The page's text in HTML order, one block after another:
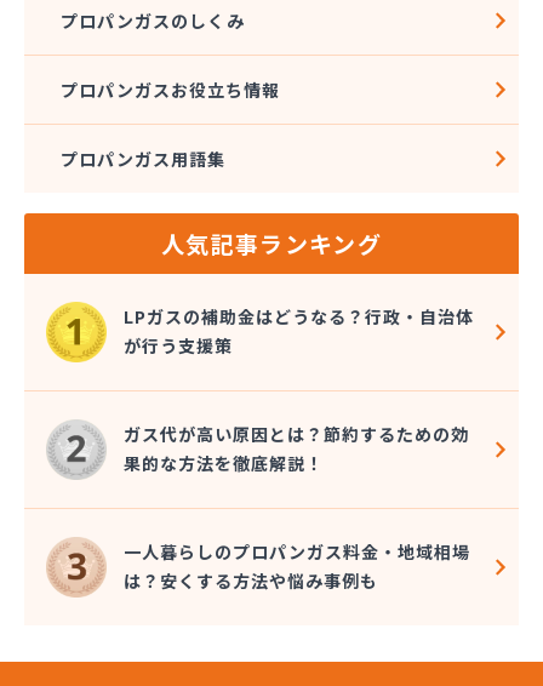
新谷商店
西島石油
西日本石油瓦斯株式会社
大一ガス株式会社
大一ガス株式会社 東予営業所
大一ガス株式会社 南予営業所
大一ガス株式会社 四国中央営業所
大一ガス株式会社 宇和島営業所
大和酸素工業株式会社
朝日燃料店
長谷川ガス株式会社
長谷川酸素株式会社
東予液化ガス株式会社 オートガス南高下営業所
東予液化ガス株式会社 喜田村事業所
東予液化ガス株式会社 本社
藤村石油株式会社 エネルギー事業部-松山
藤村石油株式会社 本社
南予ガス協業組合
プロパンガスのしくみ
プロパンガスお役立ち情報
プロパンガス用語集
人気記事ランキング
LPガスの補助金はどうなる？行政・自治体
が行う支援策
ガス代が高い原因とは？節約するための効
果的な方法を徹底解説！
一人暮らしのプロパンガス料金・地域相場
は？安くする方法や悩み事例も